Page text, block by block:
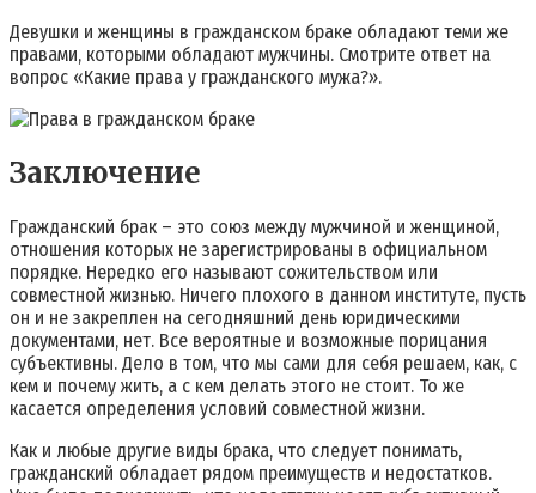
Девушки и женщины в гражданском браке обладают теми же
правами, которыми обладают мужчины. Смотрите ответ на
вопрос «Какие права у гражданского мужа?».
Заключение
Гражданский брак – это союз между мужчиной и женщиной,
отношения которых не зарегистрированы в официальном
порядке. Нередко его называют сожительством или
совместной жизнью. Ничего плохого в данном институте, пусть
он и не закреплен на сегодняшний день юридическими
документами, нет. Все вероятные и возможные порицания
субъективны. Дело в том, что мы сами для себя решаем, как, с
кем и почему жить, а с кем делать этого не стоит. То же
касается определения условий совместной жизни.
Как и любые другие виды брака, что следует понимать,
гражданский обладает рядом преимуществ и недостатков.